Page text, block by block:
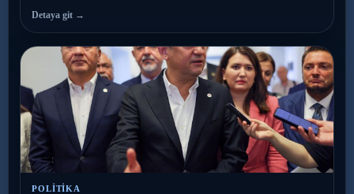
Detaya git →
POLITIKA